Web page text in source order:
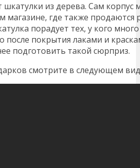
шкатулки из дерева. Сам корпус
магазине, где также продаются
порадует тех, у кого
после покрытия лаками и
подготовить такой сюрприз.
смотрите в следующем